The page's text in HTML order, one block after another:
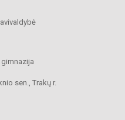
sen., Trakų r.